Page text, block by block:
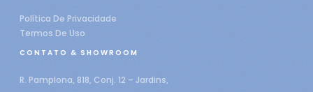
Política De Privacidade
Termos De Uso
CONTATO & SHOWROOM
R. Pamplona, 818, Conj. 12 – Jardins,